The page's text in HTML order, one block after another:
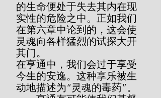
的生命便处于失去其内在现
实性的危险之中。正如我们
在第六章中论到的，这会使
灵魂向各样猛烈的试探大开
其门。
在亨通中，我们会过于享受
今生的安逸。这种享乐被生
动地描述为“灵魂的毒药”。